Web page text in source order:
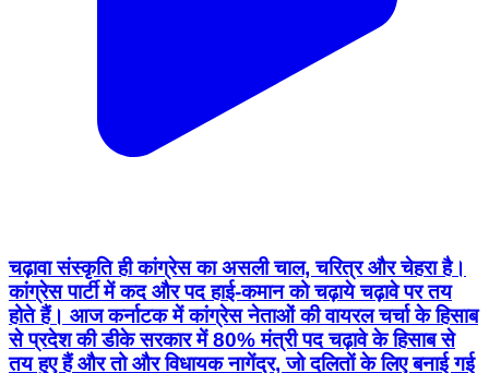
चढ़ावा संस्कृति ही कांग्रेस का असली चाल, चरित्र और चेहरा है।
कांग्रेस पार्टी में कद और पद हाई-कमान को चढ़ाये चढ़ावे पर तय
होते हैं। आज कर्नाटक में कांग्रेस नेताओं की वायरल चर्चा के हिसाब
से प्रदेश की डीके सरकार में 80% मंत्री पद चढ़ावे के हिसाब से
तय हुए हैं और तो और विधायक नागेंद्र, जो दलितों के लिए बनाई गई